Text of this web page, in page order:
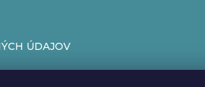
ÚDAJOV
ZMLUVY